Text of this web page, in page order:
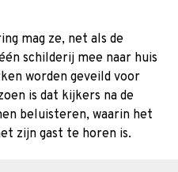
mag ze, net als de
schilderij mee naar huis
worden geveild voor
is dat kijkers na de
beluisteren, waarin het
zijn gast te horen is.